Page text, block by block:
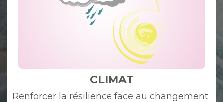
CLIMAT
Renforcer la résilience face au changement